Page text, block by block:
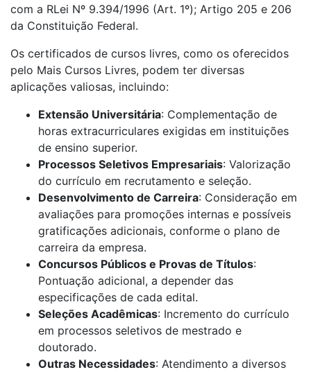
com a RLei Nº 9.394/1996 (Art. 1º); Artigo 205 e 206
da Constituição Federal.
Os certificados de cursos livres, como os oferecidos
pelo Mais Cursos Livres, podem ter diversas
aplicações valiosas, incluindo:
Extensão Universitária: Complementação de
horas extracurriculares exigidas em instituições
de ensino superior.
Processos Seletivos Empresariais: Valorização
do currículo em recrutamento e seleção.
Desenvolvimento de Carreira: Consideração em
avaliações para promoções internas e possíveis
gratificações adicionais, conforme o plano de
carreira da empresa.
Concursos Públicos e Provas de Títulos:
Pontuação adicional, a depender das
especificações de cada edital.
Seleções Acadêmicas: Incremento do currículo
em processos seletivos de mestrado e
doutorado.
Outras Necessidades: Atendimento a diversos